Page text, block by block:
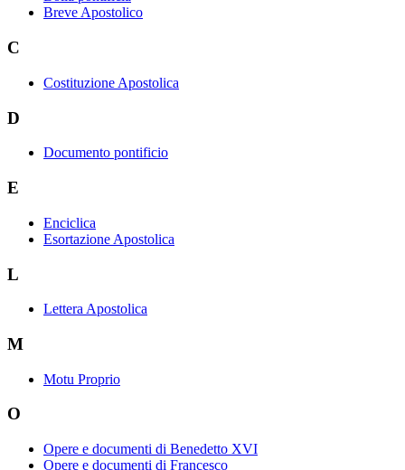
Breve Apostolico
C
Costituzione Apostolica
D
Documento pontificio
E
Enciclica
Esortazione Apostolica
L
Lettera Apostolica
M
Motu Proprio
O
Opere e documenti di Benedetto XVI
Opere e documenti di Francesco